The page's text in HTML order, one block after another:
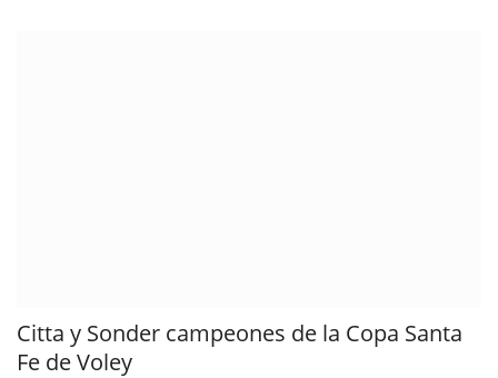
Citta y Sonder campeones de la Copa Santa
Fe de Voley